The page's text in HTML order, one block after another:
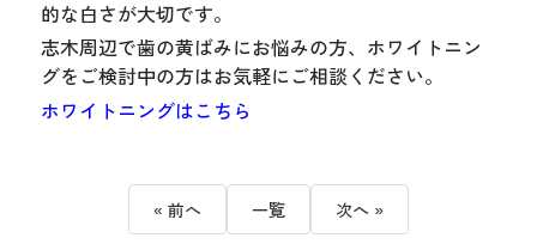
的な白さが大切です。
志木周辺で歯の黄ばみにお悩みの方、ホワイトニン
グをご検討中の方はお気軽にご相談ください。
ホワイトニングはこちら
« 前へ 一覧 次へ »